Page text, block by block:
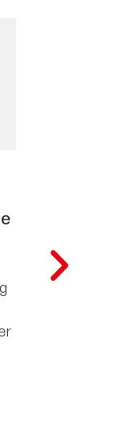
OFC -
trotz